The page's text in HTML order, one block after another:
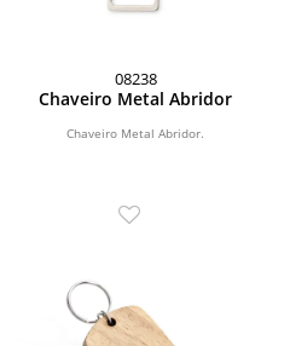
08238
Chaveiro Metal Abridor
Chaveiro Metal Abridor.